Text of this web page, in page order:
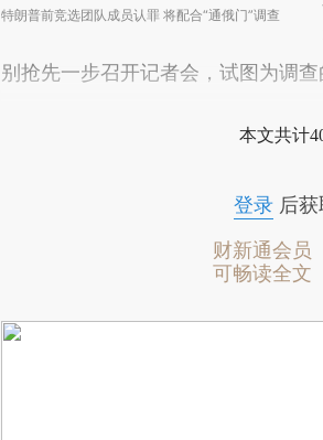
特朗普前竞选团队成员认罪 将配合“通俄门”调查
别抢先一步召开记者会，试图为调查
本文共计
登录后获
财新通会员
可畅读全文